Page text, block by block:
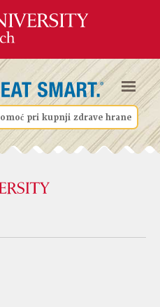
pri kupnji zdrave hrane